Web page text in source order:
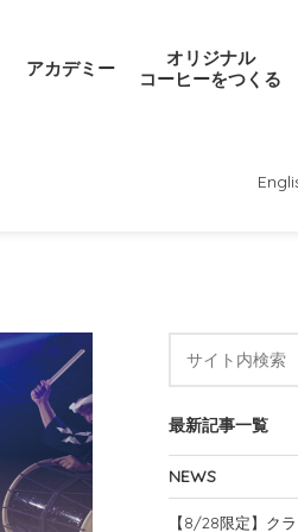
アカデミー
オリジナル
コーヒーをつくる
最新記事一覧
NEWS
【8/28限定】ク